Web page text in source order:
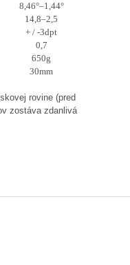
8,46°–1,44°
14,8–2,5
+ / -3dpt
0,7
650g
30mm
rovine (pred
zostáva zdanlivá